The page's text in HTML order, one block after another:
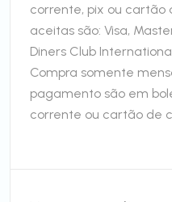
corrente, pix ou cartão
aceitas são: Visa,
Diners Club
Compra somente
pagamento são em
corrente ou cartão de